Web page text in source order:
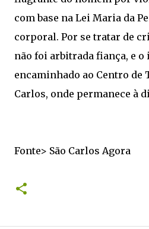
com base na Lei Maria da
corporal. Por se tratar de
não foi arbitrada fiança, e
encaminhado ao Centro de
Carlos, onde permanece à
Fonte> São Carlos Agora